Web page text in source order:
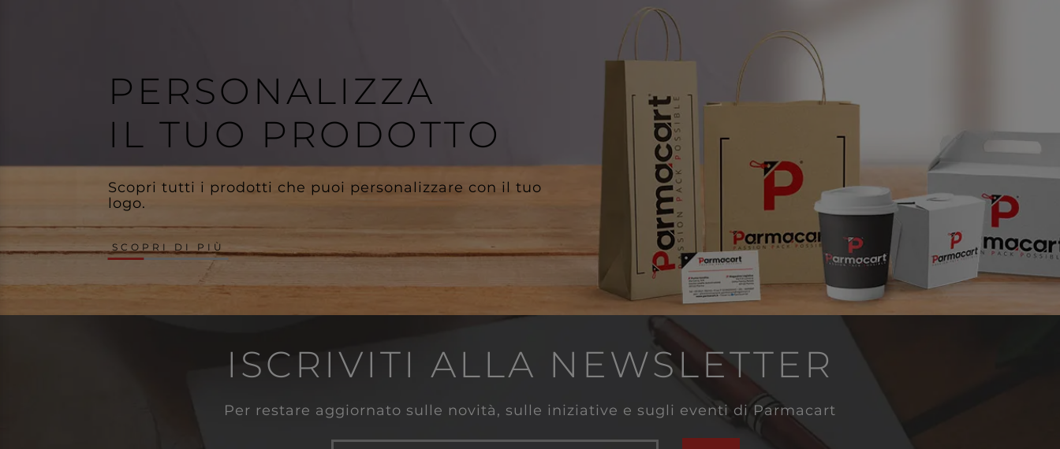
PERSONALIZZA
IL TUO PRODOTTO
Scopri tutti i prodotti che puoi personalizzare con il tuo
logo.
SCOPRI DI PIÙ
ISCRIVITI ALLA NEWSLETTER
Per restare aggiornato sulle novità, sulle iniziative e sugli eventi di Parmacart